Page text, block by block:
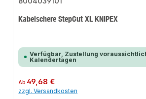
Kabelschere StepCut XL KNIPEX
Verfügbar, Zustellung
Kalendertagen
Regulärer Preis:
Ab 49,68 €
zzgl. Versandkosten